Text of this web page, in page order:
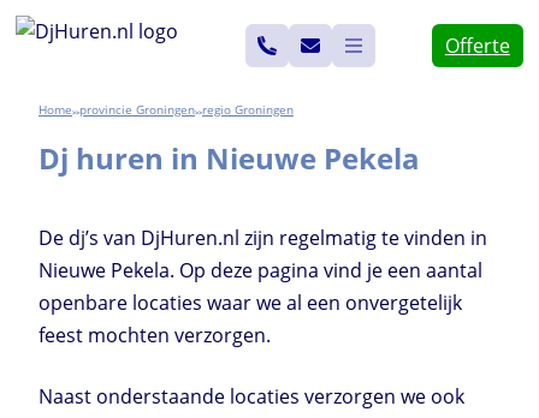
Ga
inhoud
Offerte
Home>> Groningen>> Groningen
Dj huren in Nieuwe Pekela
De dj’s van DjHuren.nl zijn regelmatig te vinden in
Nieuwe Pekela. Op deze pagina vind je een aantal
openbare locaties waar we al een onvergetelijk
feest mochten verzorgen.
Naast onderstaande locaties verzorgen we ook